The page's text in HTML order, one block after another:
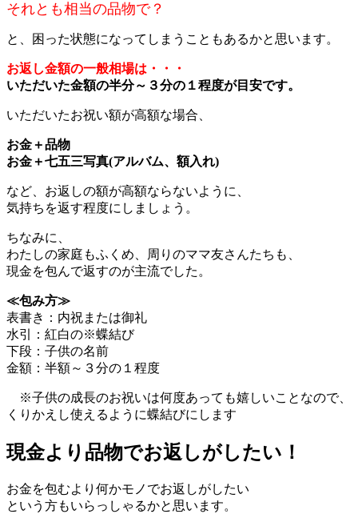
それとも相当の品物で？
と、困った状態になってしまうこともあるかと思います。
お返し金額の一般相場は・・・
いただいた金額の半分～３分の１程度が目安です。
いただいたお祝い額が高額な場合、
お金＋品物
お金＋七五三写真(アルバム、額入れ)
など、お返しの額が高額ならないように、
気持ちを返す程度にしましょう。
ちなみに、
わたしの家庭もふくめ、周りのママ友さんたちも、
現金を包んで返すのが主流でした。
≪包み方≫
表書き：内祝または御礼
水引：紅白の※蝶結び
下段：子供の名前
金額：半額～３分の１程度
※子供の成長のお祝いは何度あっても嬉しいことなので、
くりかえし使えるように蝶結びにします
現金より品物でお返しがしたい！
お金を包むより何かモノでお返しがしたい
という方もいらっしゃるかと思います。